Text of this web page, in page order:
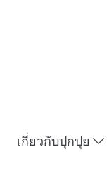
เกี่ยวกับปุกปุย